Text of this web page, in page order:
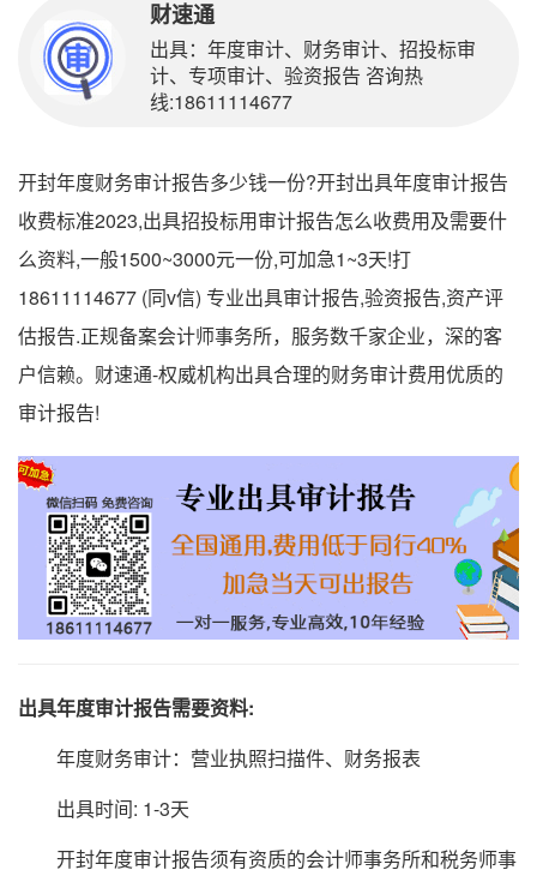
财速通
出具：年度审计、财务审计、招投标审
计、专项审计、验资报告 咨询热
线:18611114677
开封年度财务审计报告多少钱一份?开封出具年度审计报告
收费标准2023,出具招投标用审计报告怎么收费用及需要什
么资料,一般1500~3000元一份,可加急1~3天!打
18611114677 (同v信) 专业出具审计报告,验资报告,资产评
估报告.正规备案会计师事务所，服务数千家企业，深的客
户信赖。财速通-权威机构出具合理的财务审计费用优质的
审计报告!
出具年度审计报告需要资料:
年度财务审计：营业执照扫描件、财务报表
出具时间: 1-3天
开封年度审计报告须有资质的会计师事务所和税务师事